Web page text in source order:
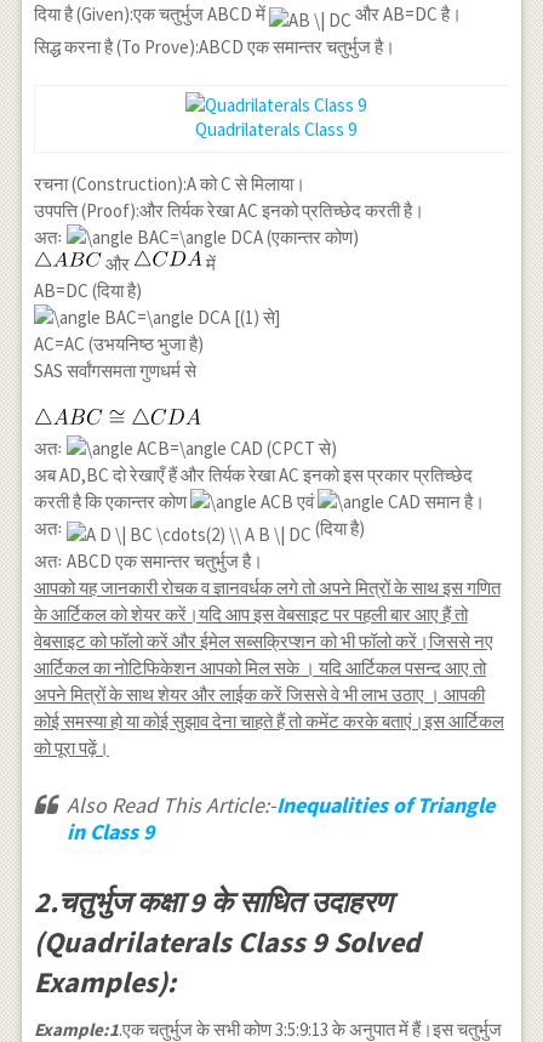
दिया है (Given):एक चतुर्भुज ABCD में
और AB=DC है।
सिद्ध करना है (To Prove):ABCD एक समान्तर चतुर्भुज है।
Quadrilaterals Class 9
रचना (Construction):A को C से मिलाया।
उपपत्ति (Proof):और तिर्यक रेखा AC इनको प्रतिच्छेद करती है।
अतः
(एकान्तर कोण)
और
में
AB=DC (दिया है)
[(1) से]
AC=AC (उभयनिष्ठ भुजा है)
SAS सर्वांगसमता गुणधर्म से
अतः
(CPCT से)
अब AD,BC दो रेखाएँ हैं और तिर्यक रेखा AC इनको इस प्रकार प्रतिच्छेद
करती है कि एकान्तर कोण
एवं
समान है।
अतः
(दिया है)
अतः ABCD एक समान्तर चतुर्भुज है।
आपको यह जानकारी रोचक व ज्ञानवर्धक लगे तो अपने मित्रों के साथ इस गणित
के आर्टिकल को शेयर करें।यदि आप इस वेबसाइट पर पहली बार आए हैं तो
वेबसाइट को फॉलो करें और ईमेल सब्सक्रिप्शन को भी फॉलो करें।जिससे नए
आर्टिकल का नोटिफिकेशन आपको मिल सके । यदि आर्टिकल पसन्द आए तो
अपने मित्रों के साथ शेयर और लाईक करें जिससे वे भी लाभ उठाए । आपकी
कोई समस्या हो या कोई सुझाव देना चाहते हैं तो कमेंट करके बताएं।इस आर्टिकल
को पूरा पढ़ें।
Also Read This Article:-Inequalities of Triangle
in Class 9
2.चतुर्भुज कक्षा 9 के साधित उदाहरण
(Quadrilaterals Class 9 Solved
Examples):
Example:1.एक चतुर्भुज के सभी कोण 3:5:9:13 के अनुपात में हैं।इस चतुर्भुज